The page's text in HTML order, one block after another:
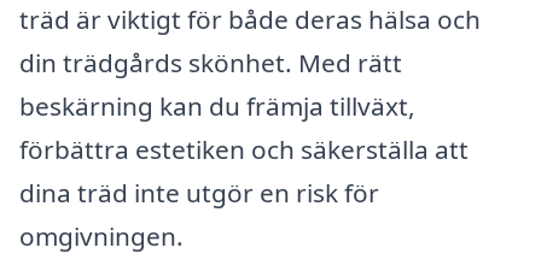
träd är viktigt för både deras hälsa och
din trädgårds skönhet. Med rätt
beskärning kan du främja tillväxt,
förbättra estetiken och säkerställa att
dina träd inte utgör en risk för
omgivningen.